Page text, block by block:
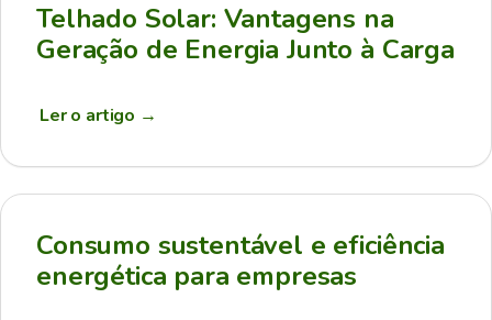
Telhado Solar: Vantagens na
Geração de Energia Junto à Carga
Ler o artigo →
Consumo sustentável e eficiência
energética para empresas